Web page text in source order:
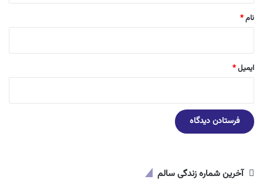
نام*
ایمیل*
آخرین شماره زندگی سالم